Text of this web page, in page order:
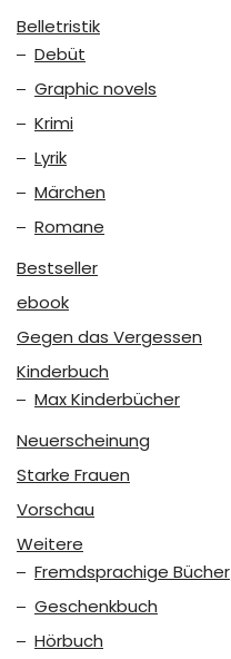
Belletristik
Debüt
Graphic novels
Krimi
Lyrik
Märchen
Romane
Bestseller
ebook
Gegen das Vergessen
Kinderbuch
Max Kinderbücher
Neuerscheinung
Starke Frauen
Vorschau
Weitere
Fremdsprachige Bücher
Geschenkbuch
Hörbuch